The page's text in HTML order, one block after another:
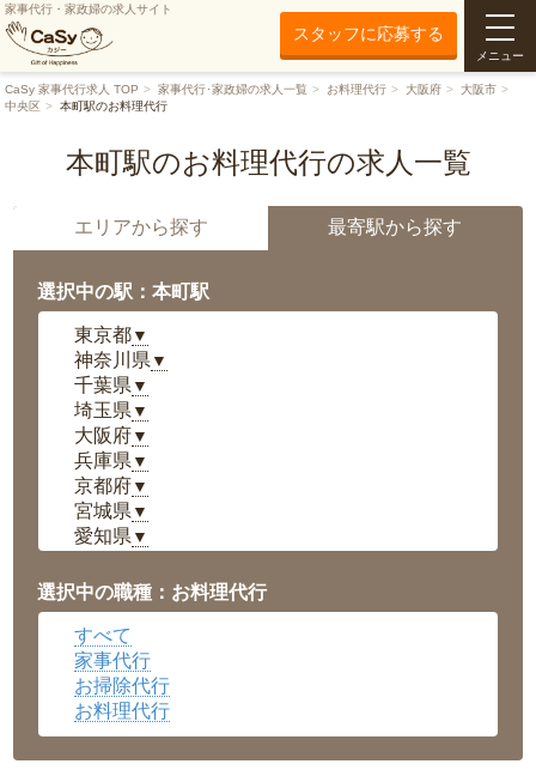
家事代行・家政婦の求人サイト
スタッフに応募する
メニュー
CaSy 家事代行求人 TOP 家事代行･家政婦の求人一覧 お料理代行 大阪府
大阪市
中央区
本町駅のお料理代行
本町駅のお料理代行の求人一覧
エリアから探す 最寄駅から探す
選択中の駅：本町駅
東京都▼
神奈川県 ▼
千葉県 ▼
埼玉県 ▼
大阪府▼
兵庫県 ▼
京都府▼
宮城県 ▼
愛知県 ▼
岡山県▼
広島県▼
沖縄県
選択中の職種：お料理代行
すべて
家事代行
お掃除代行
お料理代行